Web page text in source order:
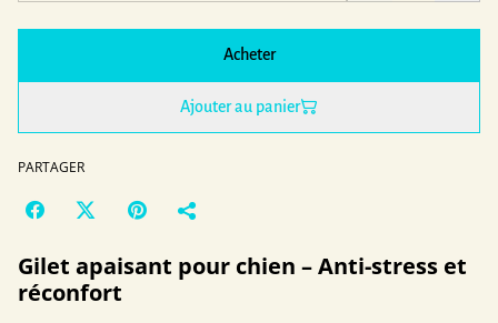
Acheter
Ajouter au panier
PARTAGER
Gilet apaisant pour chien – Anti-stress et
réconfort